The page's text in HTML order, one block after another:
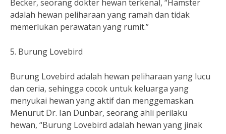
Becker, seorang dokter hewan terkenal, “Hamster
adalah hewan peliharaan yang ramah dan tidak
memerlukan perawatan yang rumit.”
5. Burung Lovebird
Burung Lovebird adalah hewan peliharaan yang lucu
dan ceria, sehingga cocok untuk keluarga yang
menyukai hewan yang aktif dan menggemaskan.
Menurut Dr. Ian Dunbar, seorang ahli perilaku
hewan, “Burung Lovebird adalah hewan yang jinak